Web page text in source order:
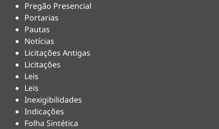
Pregão Presencial
Portarias
Pautas
Notícias
Licitações Antigas
Licitações
Leis
Leis
Inexigibilidades
Indicações
Folha Sintética